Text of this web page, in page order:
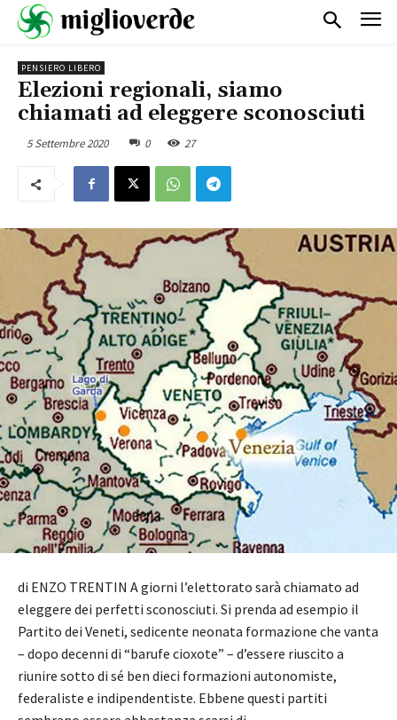
PENSIERO LIBERO
Elezioni regionali, siamo
chiamati ad eleggere sconosciuti
5 Settembre 2020 0 27
di ENZO TRENTIN A giorni l’elettorato sarà chiamato ad
eleggere dei perfetti sconosciuti. Si prenda ad esempio il
Partito dei Veneti, sedicente neonata formazione che vanta
– dopo decenni di “barufe cioxote” – d’essere riuscito a
riunire sotto di sé ben dieci formazioni autonomiste,
federaliste e indipendentiste. Ebbene questi partiti